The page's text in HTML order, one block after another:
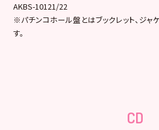
AKBS-10121/22
※パチンコホール盤とはブックレット、ジャ
す。
CD